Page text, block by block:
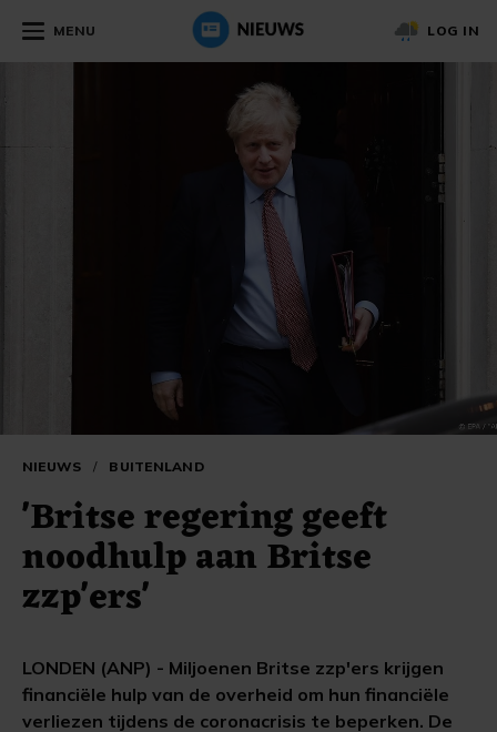
MENU LOG IN
NIEUWS / BUITENLAND
'Britse regering geeft
noodhulp aan Britse
zzp'ers'
LONDEN (ANP) - Miljoenen Britse zzp'ers krijgen
financiële hulp van de overheid om hun financiële
verliezen tijdens de coronacrisis te beperken. De